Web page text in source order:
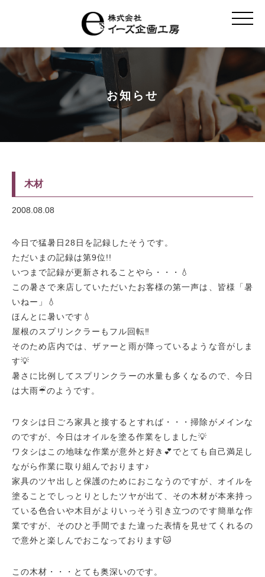
t
o
a
i
g
a
i
o
お知らせ
木材
2008.08.08
今日で猛暑日28日を記録したそうです。
ただいまの記録は第9位!!
いつまで記録が更新されることやら・・・💧
この暑さで来店していただいたお客様の第一声は、皆様「暑
いねー」💧
ほんとに暑いです💧
屋根のスプリンクラーもフル回転‼
そのため店内では、ザァーと雨が降っているような音がしま
す💡
暑さに比例してスプリンクラーの水量も多くなるので、今日
は大雨☔︎のようです。
ワタシは日ごろ家具と接するとすれば・・・掃除がメインな
のですが、今日はオイルを塗る作業をしました💡
ワタシはこの地味な作業が意外と好き💕でとても自己満足し
ながら作業に取り組んでおります♪
家具のツヤ出しと保護のためにおこなうのですが、 オイルを
塗ることでしっとりとしたツヤが出て、 その木材が本来持っ
ている色合いや木目がよりいっそう引き立つのです簡単な作
業ですが、 そのひと手間でまた違った表情を見せてくれるの
で意外と楽しんでおこなっております🐱
この木材・・・とても奥深いのです。